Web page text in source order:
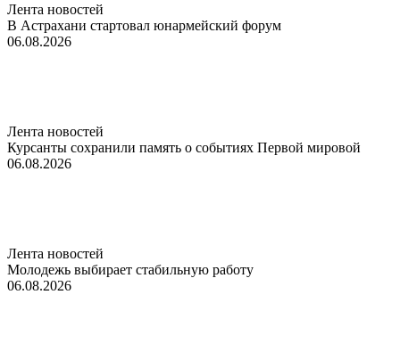
Лента новостей
В Астрахани стартовал юнармейский форум
06.08.2026
Лента новостей
Курсанты сохранили память о событиях Первой мировой
06.08.2026
Лента новостей
Молодежь выбирает стабильную работу
06.08.2026